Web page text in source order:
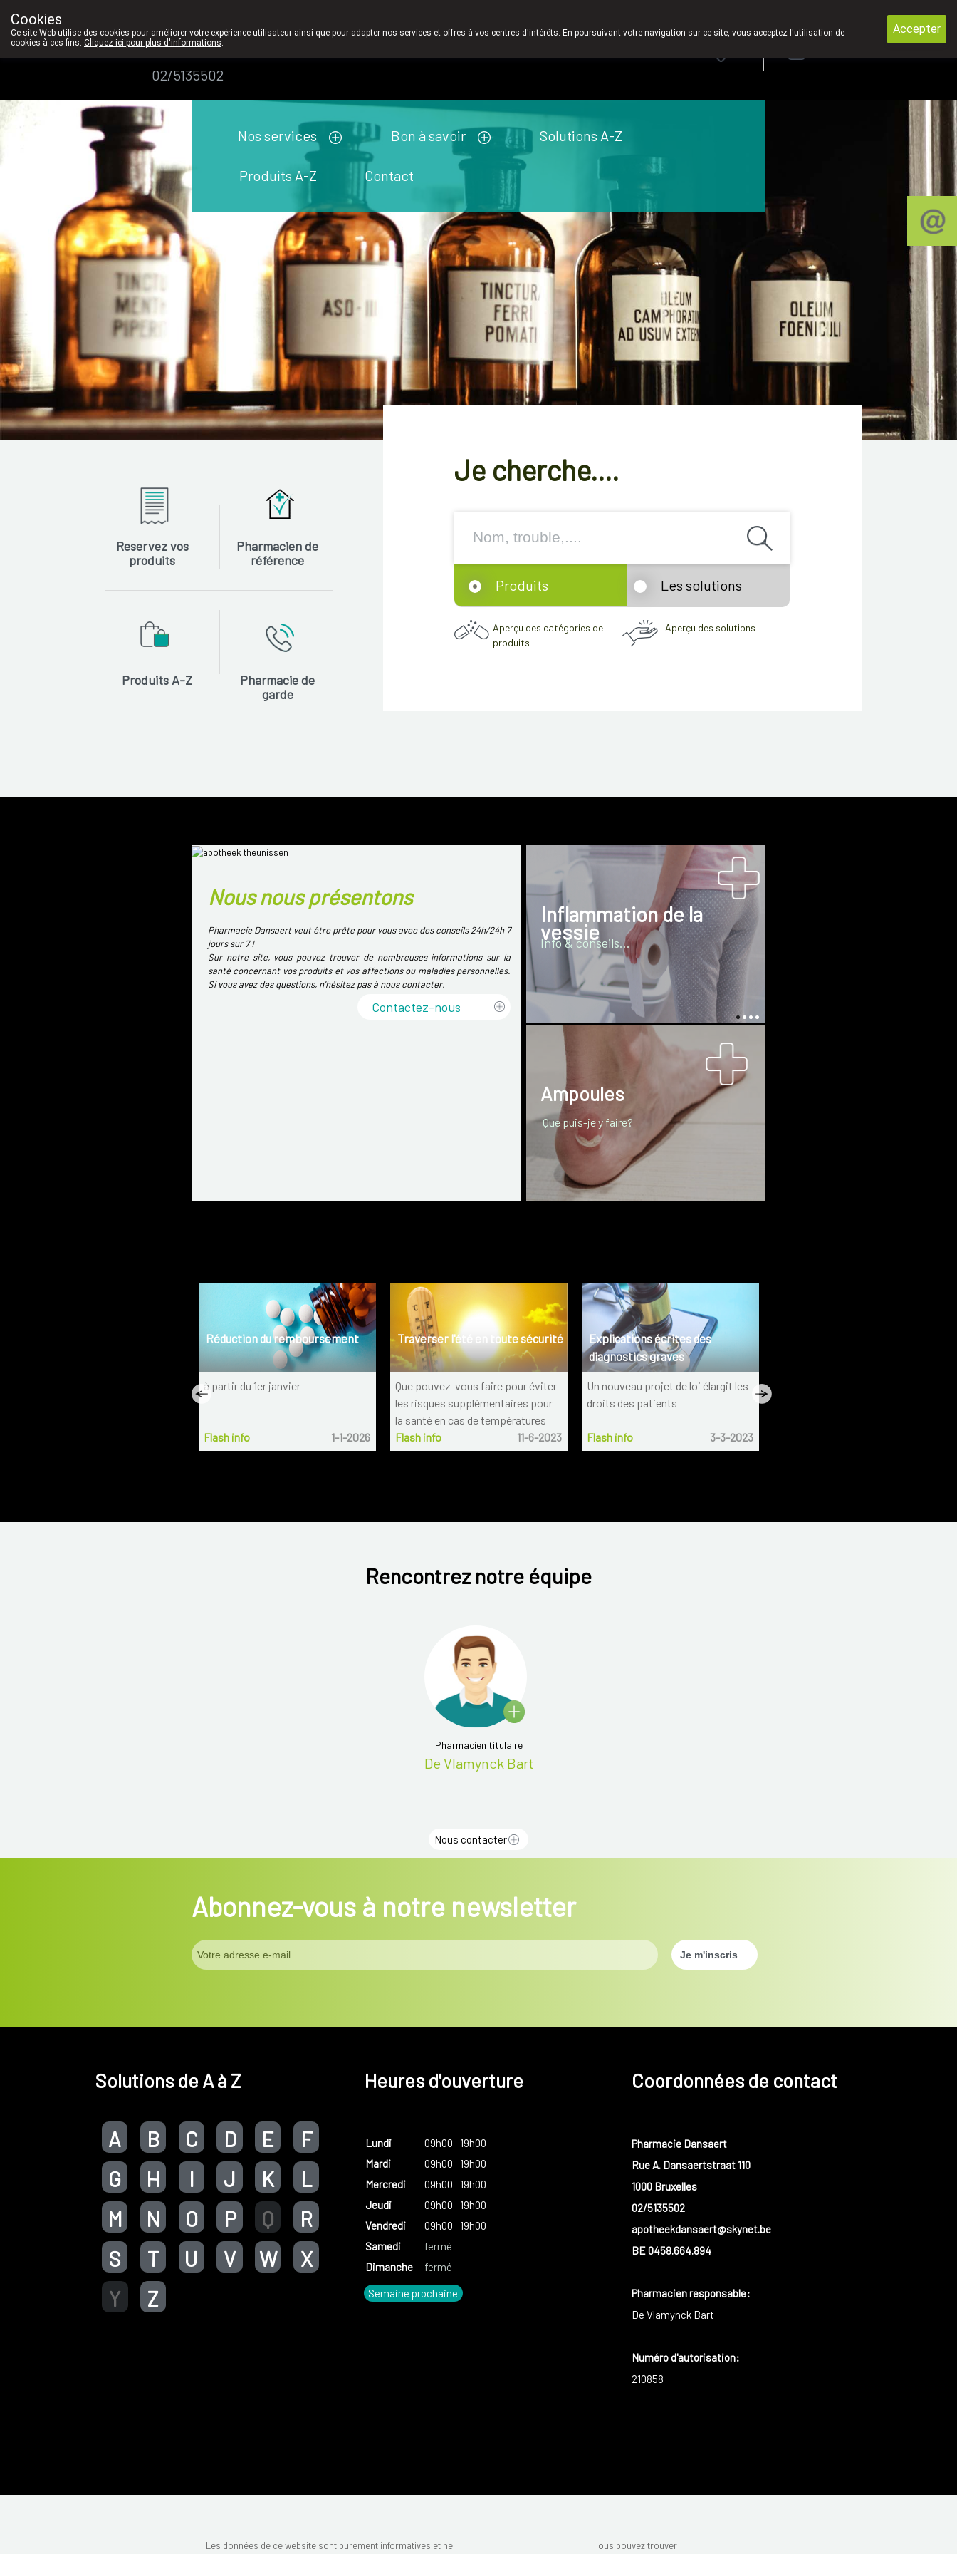
Pharmacie
Dansaert
02/5135502
Nos services Bon à savoir Solutions A-Z
Produits A-Z Contact
Reservez vos
produits
Pharmacien de
référence
Produits A-Z
Pharmacie de
garde
Je cherche....
Produits Les solutions
Aperçu des catégories de
produits
Aperçu des solutions
Nous nous présentons
Pharmacie Dansaert veut être prête pour vous avec des conseils 24h/24h 7
jours sur 7 !
Sur notre site, vous pouvez trouver de nombreuses informations sur la
santé concernant vos produits et vos affections ou maladies personnelles.
Si vous avez des questions, n'hésitez pas à nous contacter.
Contactez-nous
Inflammation de la
vessie
Info & conseils...
Ampoules
Que puis-je y faire?
Réduction du remboursement
à partir du 1er janvier
Flash info 1-1-2026
Traverser l'été en toute sécurité
Que pouvez-vous faire pour éviter
les risques supplémentaires pour
la santé en cas de températures
élevées ?
Flash info 11-6-2023
Explications écrites des
diagnostics graves
Un nouveau projet de loi élargit les
droits des patients
Flash info 3-3-2023
Rencontrez notre équipe
Pharmacien titulaire
De Vlamynck Bart
Nous contacter
Abonnez-vous à notre newsletter
Solutions de A à Z
A B C D E
F
G
H I J K
L
M
N O P Q
R
S
T U V W
X
Y
Z
Heures d'ouverture
Lundi 09h00
19h00
Mardi
09h00
19h00
Mercredi
09h00
19h00
Jeudi
09h00
19h00
Vendredi
09h00
19h00
Samedi
fermé
Dimanche
fermé
Semaine prochaine
Coordonnées de contact
Pharmacie Dansaert
Rue A. Dansaertstraat 110
1000 Bruxelles
02/5135502
apotheekdansaert@skynet.be
BE 0458.664.894
Pharmacien responsable:
De Vlamynck Bart
Numéro d'autorisation:
210858
Les données de ce website sont purement informatives et ne ous pouvez trouver
Cookies
Ce site Web utilise des cookies pour améliorer votre expérience utilisateur ainsi que pour adapter nos services et offres à vos centres d'intérêts. En poursuivant votre navigation sur ce site, vous acceptez l'utilisation de
cookies à ces fins. Cliquez ici pour plus d'informations.
Accepter